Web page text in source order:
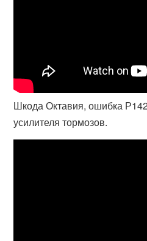
Шкода Октавия, ошибка
усилителя тормозов.